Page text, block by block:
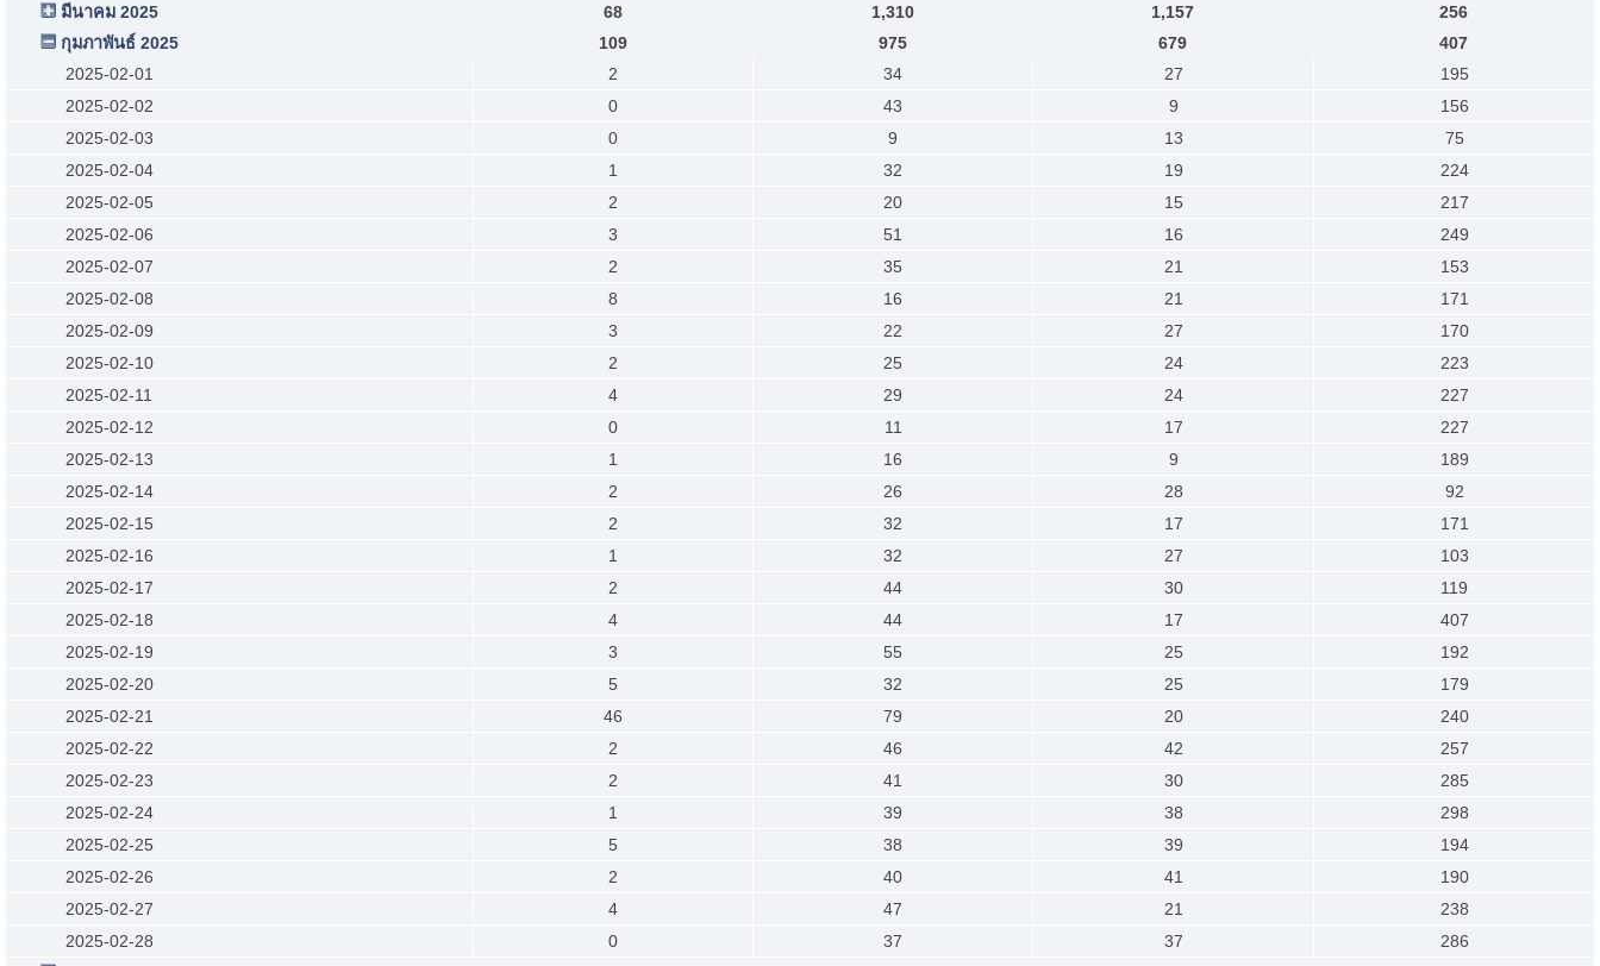
มีนาคม 2025
68 1,310 1,157
256
กุมภาพันธ์ 2025
109 975 679
407
2025-02-01
2 34 27
195
2025-02-02
0 43 9
156
2025-02-03
0 9 13
75
2025-02-04
1 32 19
224
2025-02-05
2 20 15
217
2025-02-06
3 51 16
249
2025-02-07
2 35 21
153
2025-02-08
8 16 21
171
2025-02-09
3 22 27
170
2025-02-10
2 25 24
223
2025-02-11
4 29 24
227
2025-02-12
0 11 17
227
2025-02-13
1 16 9
189
2025-02-14
2 26 28
92
2025-02-15
2 32 17
171
2025-02-16
1 32 27
103
2025-02-17
2 44 30
119
2025-02-18
4 44 17
407
2025-02-19
3 55 25
192
2025-02-20
5 32 25
179
2025-02-21
46 79 20
240
2025-02-22
2 46 42
257
2025-02-23
2 41 30
285
2025-02-24
1 39 38
298
2025-02-25
5 38 39
194
2025-02-26
2 40 41
190
2025-02-27
4 47 21
238
2025-02-28
0 37 37
286